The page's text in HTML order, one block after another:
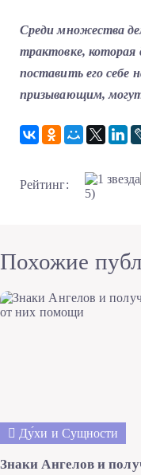
Среди множества
трактовке, которая
поставить его себе
призывающим,
Рейтинг:
5)
Похожие
Ду́хи и Сущности
Знаки Ангелов и